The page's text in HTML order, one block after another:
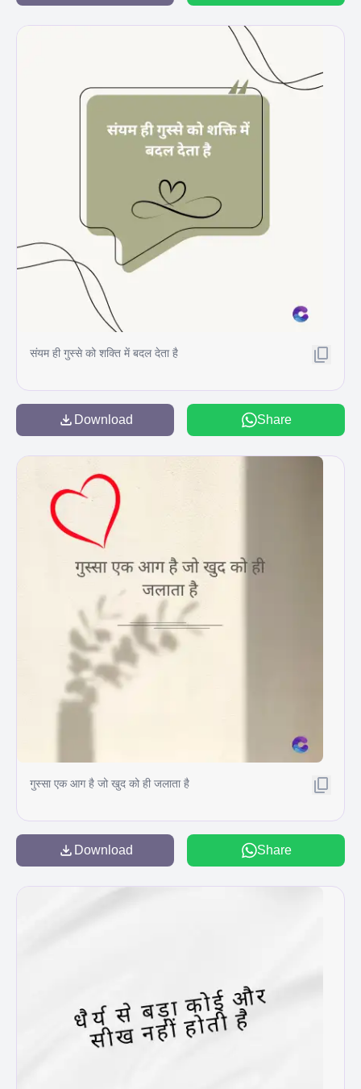
संयम ही गुस्से को शक्ति में बदल देता है
Download Share
गुस्सा एक आग है जो खुद को ही जलाता है
Download Share